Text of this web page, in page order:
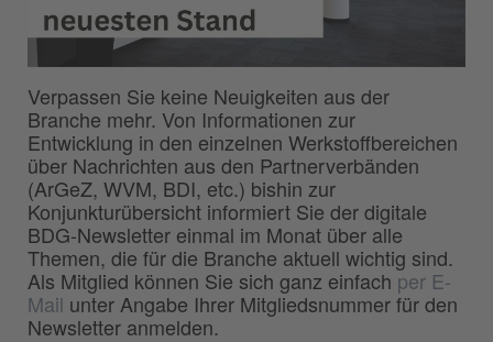
Verpassen Sie keine Neuigkeiten aus der
Branche mehr. Von Informationen zur
Entwicklung in den einzelnen Werkstoffbereichen
über Nachrichten aus den Partnerverbänden
(ArGeZ, WVM, BDI, etc.) bishin zur
Konjunkturübersicht informiert Sie der digitale
BDG-Newsletter einmal im Monat über alle
Themen, die für die Branche aktuell wichtig sind.
Als Mitglied können Sie sich ganz einfach per E-
Mail unter Angabe Ihrer Mitgliedsnummer für den
Newsletter anmelden.